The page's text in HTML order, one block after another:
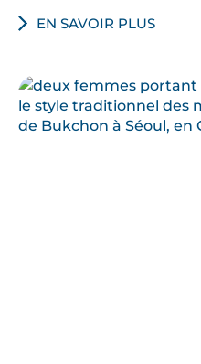
EN SAVOIR PLUS